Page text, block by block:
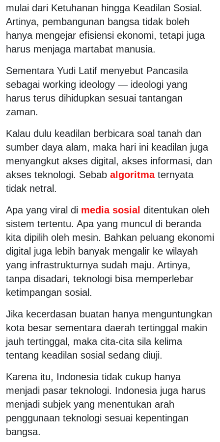
mulai dari Ketuhanan hingga Keadilan Sosial.
Artinya, pembangunan bangsa tidak boleh
hanya mengejar efisiensi ekonomi, tetapi juga
harus menjaga martabat manusia.
Sementara Yudi Latif menyebut Pancasila
sebagai working ideology — ideologi yang
harus terus dihidupkan sesuai tantangan
zaman.
Kalau dulu keadilan berbicara soal tanah dan
sumber daya alam, maka hari ini keadilan juga
menyangkut akses digital, akses informasi, dan
akses teknologi. Sebab algoritma ternyata
tidak netral.
Apa yang viral di media sosial ditentukan oleh
sistem tertentu. Apa yang muncul di beranda
kita dipilih oleh mesin. Bahkan peluang ekonomi
digital juga lebih banyak mengalir ke wilayah
yang infrastrukturnya sudah maju. Artinya,
tanpa disadari, teknologi bisa memperlebar
ketimpangan sosial.
Jika kecerdasan buatan hanya menguntungkan
kota besar sementara daerah tertinggal makin
jauh tertinggal, maka cita-cita sila kelima
tentang keadilan sosial sedang diuji.
Karena itu, Indonesia tidak cukup hanya
menjadi pasar teknologi. Indonesia juga harus
menjadi subjek yang menentukan arah
penggunaan teknologi sesuai kepentingan
bangsa.